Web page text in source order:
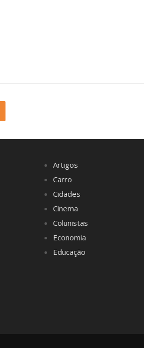
Artigos
Carro
Cidades
Cinema
Colunistas
Economia
Educação